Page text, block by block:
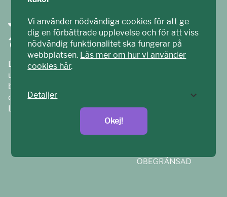
Ditt ECPAT har tagits fram tillsammans med barn och
unga. Vi är en del av ECPAT Sverige – en
barnrättsorganisation som arbetar mot sexuell
exploatering av barn.
Läs mer på
ecpat.se
Vi använder nödvändiga cookies för att ge
dig en förbättrade upplevelse och för att viss
nödvändig funktionalitet ska fungerar på
webbplatsen. Läs mer om hur vi använder
cookies här.
Detaljer
Okej!